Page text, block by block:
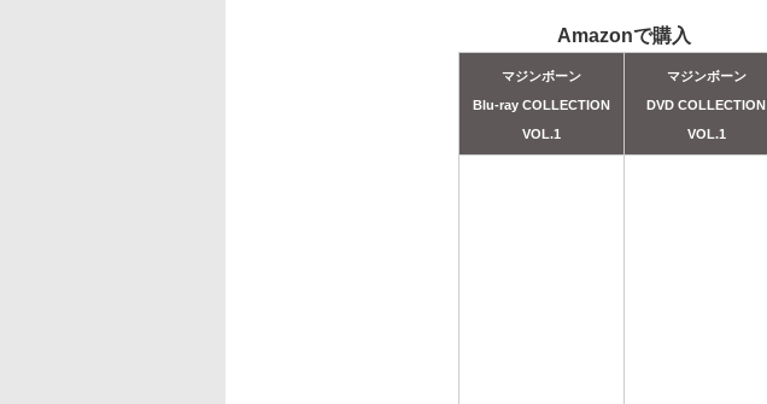
Amazonで購入
マジンボーン
Blu-ray COLLECTION
VOL.1
マジンボーン
DVD COLLECTION
VOL.1